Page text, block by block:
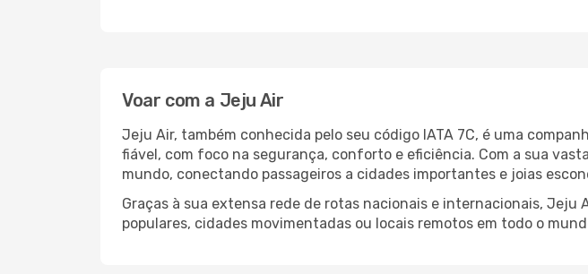
Voar com a Jeju Air
Jeju Air, também conhecida pelo seu código IATA 7C, é uma
fiável, com foco na segurança, conforto e eficiência. Com a sua
mundo, conectando passageiros a cidades importantes e joias
Graças à sua extensa rede de rotas nacionais e internacionais,
populares, cidades movimentadas ou locais remotos em todo o